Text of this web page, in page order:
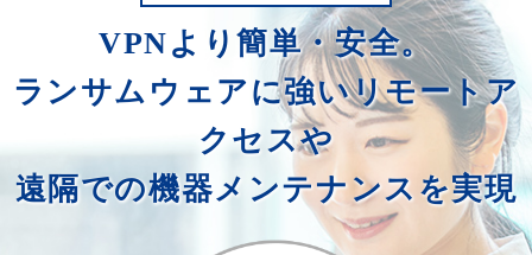
VPNより簡単・安全。
ランサムウェアに強いリモートア
クセスや
遠隔での機器メンテナンスを実現